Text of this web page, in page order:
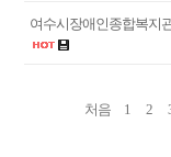
여수시장애인종합복지
처음 1 2